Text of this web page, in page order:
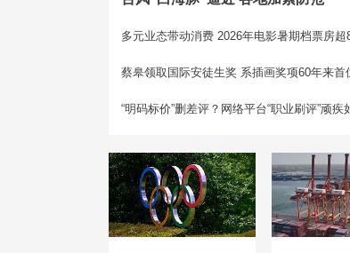
多元业态带动消费 2026年电影暑期档票房超
蔡皋领取国际安徒生奖 系插画奖项60年来首
“明码标价”删差评？网络平台“职业刷评”顽疾